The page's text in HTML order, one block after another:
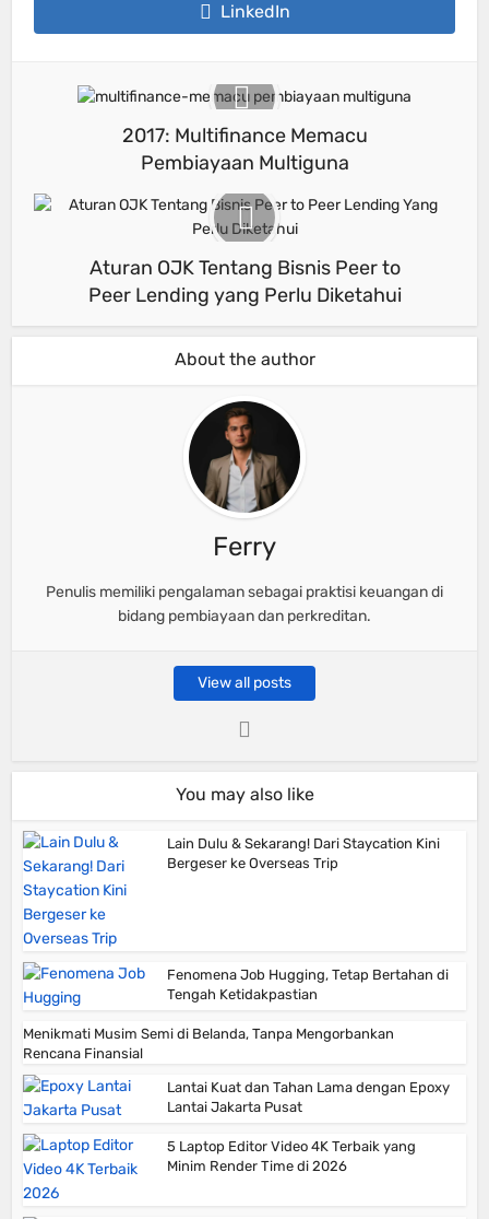
LinkedIn
2017: Multifinance Memacu
Pembiayaan Multiguna
Aturan OJK Tentang Bisnis Peer to
Peer Lending yang Perlu Diketahui
About the author
Ferry
Penulis memiliki pengalaman sebagai praktisi keuangan di
bidang pembiayaan dan perkreditan.
View all posts
You may also like
Lain Dulu & Sekarang! Dari Staycation Kini
Bergeser ke Overseas Trip
Fenomena Job Hugging, Tetap Bertahan di
Tengah Ketidakpastian
Menikmati Musim Semi di Belanda, Tanpa Mengorbankan
Rencana Finansial
Lantai Kuat dan Tahan Lama dengan Epoxy
Lantai Jakarta Pusat
5 Laptop Editor Video 4K Terbaik yang
Minim Render Time di 2026